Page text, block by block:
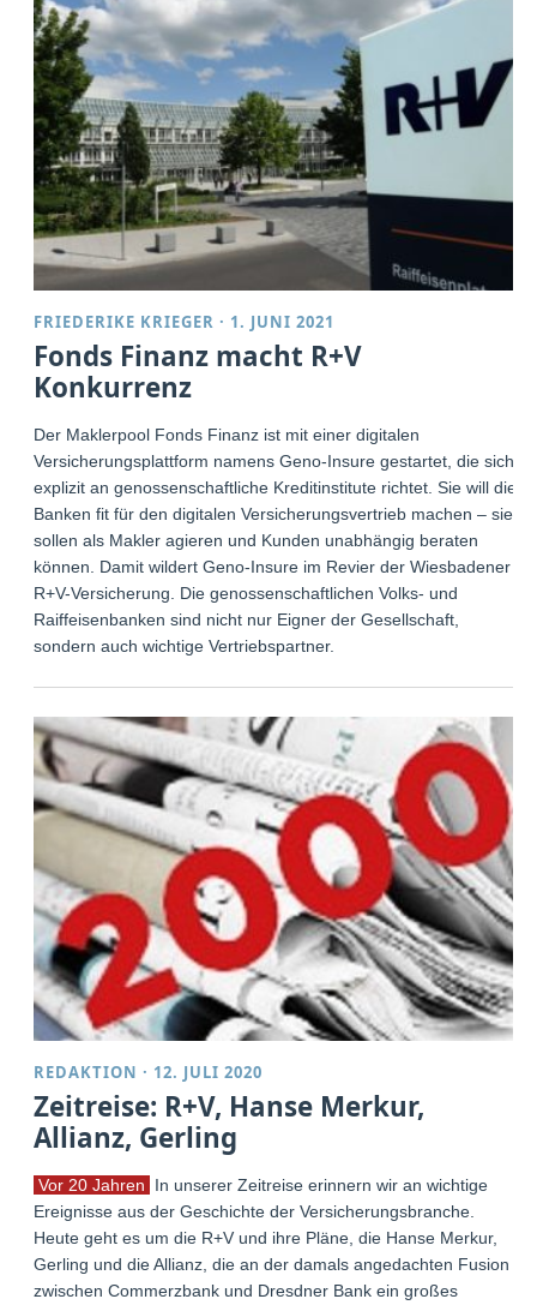
FRIEDERIKE KRIEGER · 1. JUNI 2021
Fonds Finanz macht R+V
Konkurrenz
Der Maklerpool Fonds Finanz ist mit einer digitalen
Versicherungsplattform namens Geno-Insure gestartet, die sich
explizit an genossenschaftliche Kreditinstitute richtet. Sie will die
Banken fit für den digitalen Versicherungsvertrieb machen – sie
sollen als Makler agieren und Kunden unabhängig beraten
können. Damit wildert Geno-Insure im Revier der Wiesbadener
R+V-Versicherung. Die genossenschaftlichen Volks- und
Raiffeisenbanken sind nicht nur Eigner der Gesellschaft,
sondern auch wichtige Vertriebspartner.
REDAKTION · 12. JULI 2020
Zeitreise: R+V, Hanse Merkur,
Allianz, Gerling
Vor 20 Jahren
In unserer Zeitreise erinnern wir an wichtige
Ereignisse aus der Geschichte der Versicherungsbranche.
Heute geht es um die R+V und ihre Pläne, die Hanse Merkur,
Gerling und die Allianz, die an der damals angedachten Fusion
zwischen Commerzbank und Dresdner Bank ein großes